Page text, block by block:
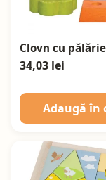
Clovn cu
34,03 lei
Adaugă în